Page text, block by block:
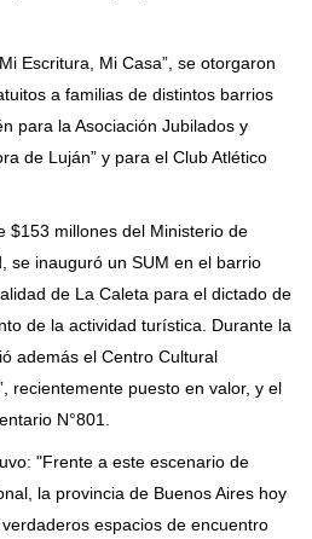
Escritura, Mi Casa”, se otorgaron
a familias de distintos barrios
para la Asociación Jubilados y
de Luján” y para el Club Atlético
$153 millones del Ministerio de
se inauguró un SUM en el barrio
de La Caleta para el dictado de
de la actividad turística. Durante la
además el Centro Cultural
recientemente puesto en valor, y el
N°801.
"Frente a este escenario de
la provincia de Buenos Aires hoy
espacios de encuentro